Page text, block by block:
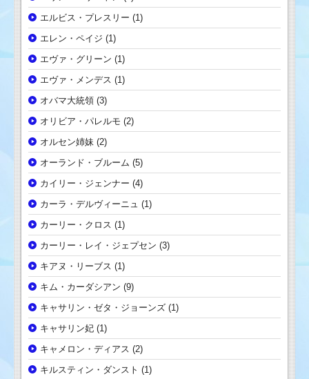
エルビス・プレスリー (1)
エレン・ペイジ (1)
エヴァ・グリーン (1)
エヴァ・メンデス (1)
オバマ大統領 (3)
オリビア・パレルモ (2)
オルセン姉妹 (2)
オーランド・ブルーム (5)
カイリー・ジェンナー (4)
カーラ・デルヴィーニュ (1)
カーリー・クロス (1)
カーリー・レイ・ジェプセン (3)
キアヌ・リーブス (1)
キム・カーダシアン (9)
キャサリン・ゼタ・ジョーンズ (1)
キャサリン妃 (1)
キャメロン・ディアス (2)
キルスティン・ダンスト (1)